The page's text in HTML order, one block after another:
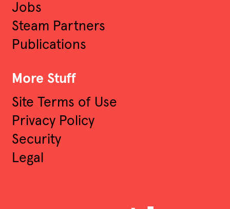
Jobs
Steam Partners
Publications
More Stuff
Site Terms of Use
Privacy Policy
Security
Legal